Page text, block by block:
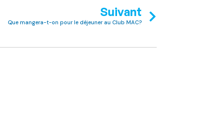
Suivant
Que mangera-t-on pour le déjeuner au Club MAC?